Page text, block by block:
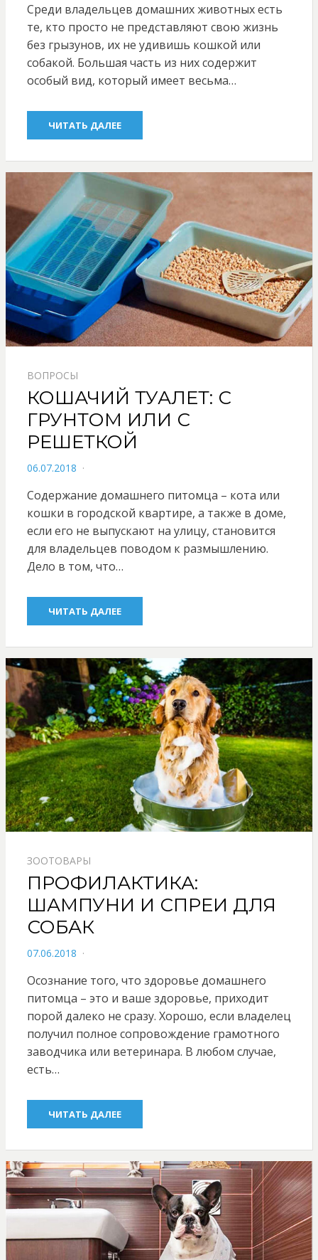
Среди владельцев домашних животных есть
те, кто просто не представляют свою жизнь
без грызунов, их не удивишь кошкой или
собакой. Большая часть из них содержит
особый вид, который имеет весьма…
ЧИТАТЬ ДАЛЕЕ
ВОПРОСЫ
КОШАЧИЙ ТУАЛЕТ: С
ГРУНТОМ ИЛИ С
РЕШЕТКОЙ
POSTED
06.07.2018
Содержание домашнего питомца – кота или
кошки в городской квартире, а также в доме,
если его не выпускают на улицу, становится
для владельцев поводом к размышлению.
Дело в том, что…
ЧИТАТЬ ДАЛЕЕ
ЗООТОВАРЫ
ПРОФИЛАКТИКА:
ШАМПУНИ И СПРЕИ ДЛЯ
СОБАК
POSTED
07.06.2018
Осознание того, что здоровье домашнего
питомца – это и ваше здоровье, приходит
порой далеко не сразу. Хорошо, если владелец
получил полное сопровождение грамотного
заводчика или ветеринара. В любом случае,
есть…
ЧИТАТЬ ДАЛЕЕ